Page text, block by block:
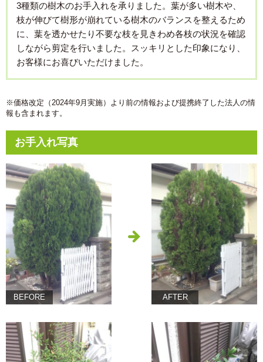
3種類の樹木のお手入れを承りました。葉が多い樹木や、
枝が伸びて樹形が崩れている樹木のバランスを整えるため
に、葉を透かせたり不要な枝を見きわめ各枝の状況を確認
しながら剪定を行いました。スッキリとした印象になり、
お客様にお喜びいただけました。
※価格改定（2024年9月実施）より前の情報および提携終了した法人の情
報も含まれます。
お手入れ写真
BEFORE AFTER